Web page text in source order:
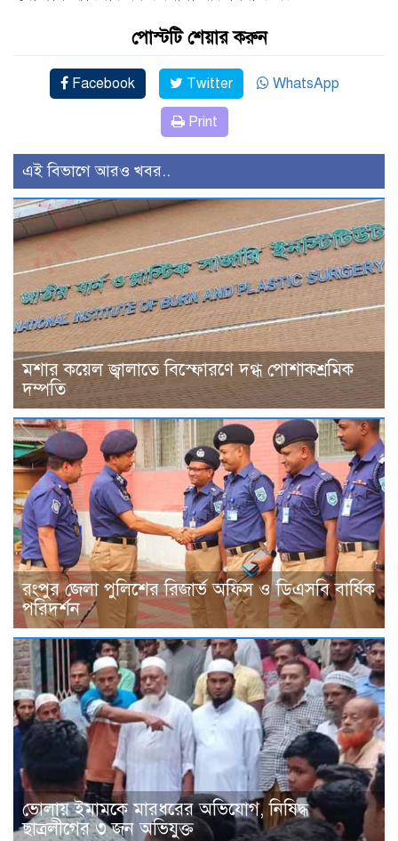
পোস্টটি শেয়ার করুন
Facebook Twitter WhatsApp
Print
এই বিভাগে আরও খবর..
মশার কয়েল জ্বালাতে বিস্ফোরণে দগ্ধ পোশাকশ্রমিক
দম্পতি
রংপুর জেলা পুলিশের রিজার্ভ অফিস ও ডিএসবি বার্ষিক
পরিদর্শন
ভোলায় ইমামকে মারধরের অভিযোগ, নিষিদ্ধ
ছাত্রলীগের ৩ জন অভিযুক্ত